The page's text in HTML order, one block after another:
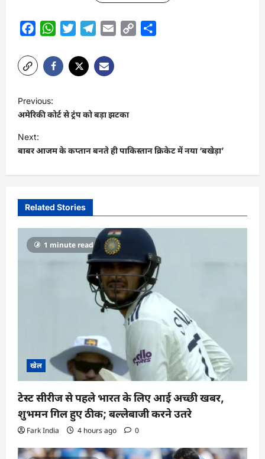
FacebookWhatsAppTwitterTelegram
Email
Copy
o
s
t
v
Previous:
अमेरिकी कोर्ट से ट्रंप को बड़ा झटका
Next:
बाबर आजम के कप्तान बनते ही पाकिस्तान क्रिकेट में नया ‘बखेड़ा’
Related Stories
1 minute read
खेल
टेस्ट सीरीज से पहले भारत के लिए आई अच्छी खबर,
शुभमन गिल हुए ठीक; बल्लेबाजी करने उतरे
Fark India 4 hours ago 0